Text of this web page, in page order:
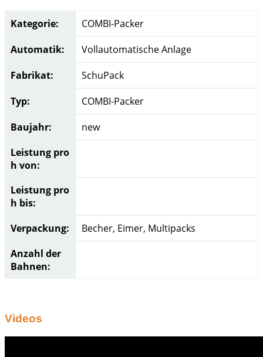
Kategorie:
COMBI-Packer
Automatik:
Vollautomatische Anlage
Fabrikat:
SchuPack
Typ:
COMBI-Packer
Baujahr:
new
Leistung pro
h von:
Leistung pro
h bis:
Verpackung:
Becher, Eimer, Multipacks
Anzahl der
Bahnen:
Videos